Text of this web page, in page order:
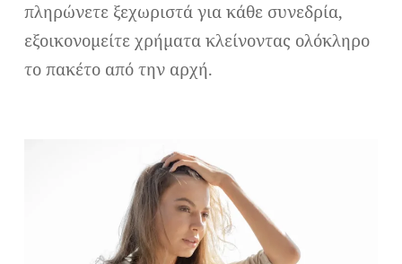
πληρώνετε ξεχωριστά για κάθε συνεδρία,
εξοικονομείτε χρήματα κλείνοντας ολόκληρο
το πακέτο από την αρχή.